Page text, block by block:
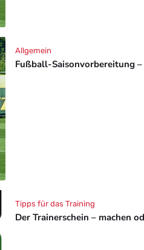
Fußball-Saisonvorbereitung
Allgemein
Der Trainerschein – machen
Tipps für das Training